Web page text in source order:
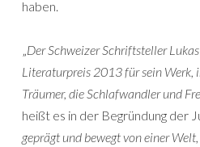
haben.
„Der Schweizer Schriftsteller
Literaturpreis 2013 für sein Werk,
Träumer, die Schlafwandler und
heißt es in der Begründung der
geprägt und bewegt von einer